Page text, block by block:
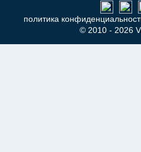
политика
© 2010 - 2026